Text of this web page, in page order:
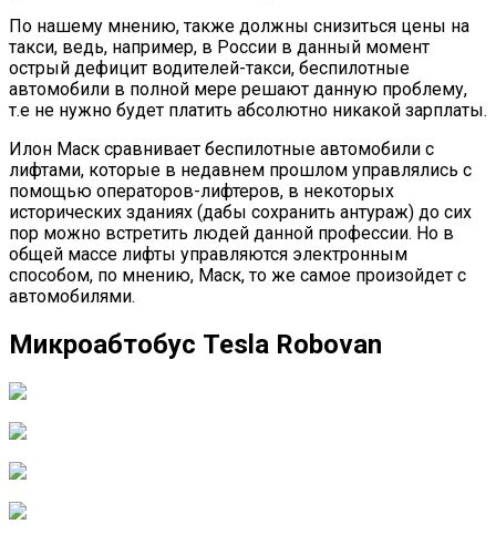
По нашему мнению, также должны снизиться цены на
такси, ведь, например, в России в данный момент
острый дефицит водителей-такси, беспилотные
автомобили в полной мере решают данную проблему,
т.е не нужно будет платить абсолютно никакой зарплаты.
Илон Маск сравнивает беспилотные автомобили с
лифтами, которые в недавнем прошлом управлялись с
помощью операторов-лифтеров, в некоторых
исторических зданиях (дабы сохранить антураж) до сих
пор можно встретить людей данной профессии. Но в
общей массе лифты управляются электронным
способом, по мнению, Маск, то же самое произойдет с
автомобилями.
Микроабтобус Tesla Robovan